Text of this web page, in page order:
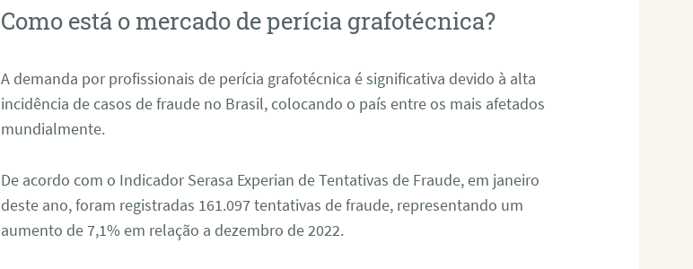
Como está o mercado de perícia grafotécnica?
A demanda por profissionais de perícia grafotécnica é significativa devido à alta
incidência de casos de fraude no Brasil, colocando o país entre os mais afetados
mundialmente.
De acordo com o Indicador Serasa Experian de Tentativas de Fraude, em janeiro
deste ano, foram registradas 161.097 tentativas de fraude, representando um
aumento de 7,1% em relação a dezembro de 2022.